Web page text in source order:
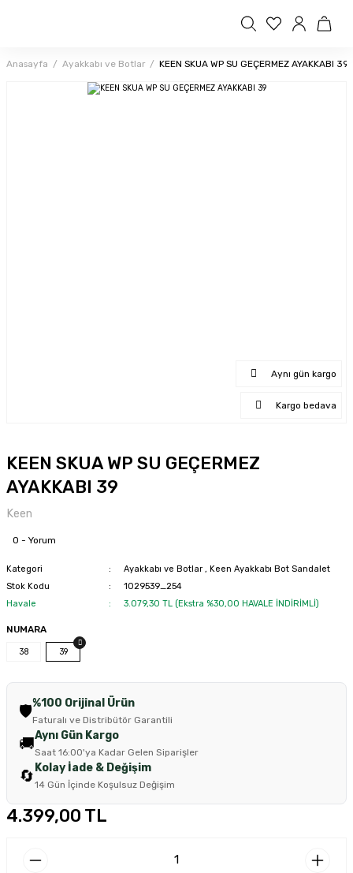
Anasayfa Ayakkabı ve Botlar KEEN SKUA WP SU GEÇERMEZ AYAKKABI 39
Aynı gün kargo
Kargo bedava
KEEN SKUA WP SU GEÇERMEZ
AYAKKABI 39
Keen
0 - Yorum
Kategori Ayakkabı ve Botlar , Keen Ayakkabı Bot Sandalet
Stok Kodu
1029539_254
Havale
3.079,30 TL (Ekstra %30,00 HAVALE İNDİRİMLİ)
NUMARA
38 39
🛡️%100 Orijinal Ürün
Faturalı ve Distribütör Garantili
🚚Aynı Gün Kargo
Saat 16:00'ya Kadar Gelen Siparişler
🔄 Kolay İade & Değişim
14 Gün İçinde Koşulsuz Değişim
4.399,00 TL